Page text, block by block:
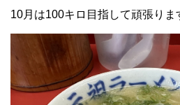
10月は100キロ目指して頑張りま